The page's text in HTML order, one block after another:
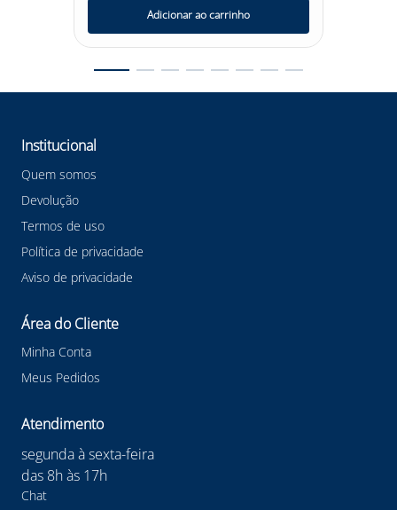
Adicionar ao carrinho
Institucional
Quem somos
Devolução
Termos de uso
Política de privacidade
Aviso de privacidade
Área do Cliente
Minha Conta
Meus Pedidos
Atendimento
segunda à sexta-feira
das 8h às 17h
Chat